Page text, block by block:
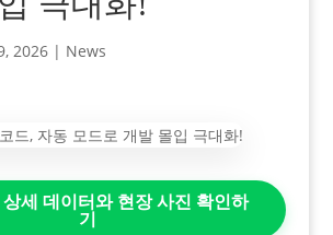
2026| News
세 데이터와 현장 사진 확인하
기